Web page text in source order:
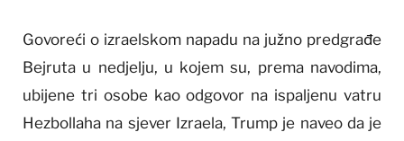
Govoreći o izraelskom napadu na južno predgrađe
Bejruta u nedjelju, u kojem su, prema navodima,
ubijene tri osobe kao odgovor na ispaljenu vatru
Hezbollaha na sjever Izraela, Trump je naveo da je